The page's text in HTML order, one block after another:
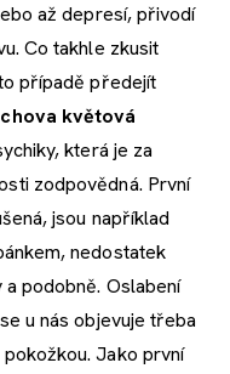
až depresí, přivodí
Co takhle zkusit
případě předejít
květová
která je za
zodpovědná. První
jsou například
nedostatek
podobně. Oslabení
u nás objevuje třeba
Jako první